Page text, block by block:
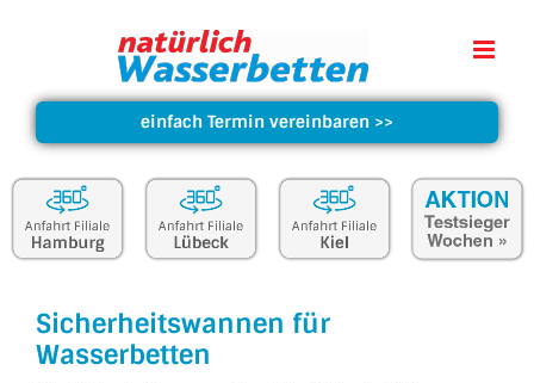
einfach Termin vereinbaren >>
Sicherheitswannen für
Wasserbetten